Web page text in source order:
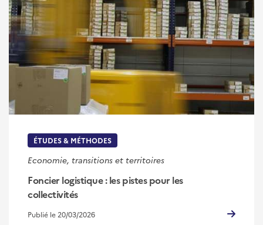
ÉTUDES & MÉTHODES
Economie, transitions et territoires
Foncier logistique : les pistes pour les
collectivités
Publié le 20/03/2026